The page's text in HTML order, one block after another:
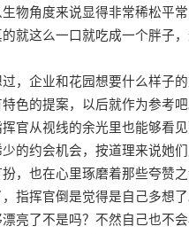
物角度来说显得非常稀松平
就这么一口就吃成一个胖子
，企业和花园想要什么样子
色的提案，以后就作为参考
官从视线的余光里也能够看
的约会机会，按道理来说她
，也在心里琢磨着那些夸赞
指挥官倒是觉得是自己多想
亮了不是吗？不然自己也不